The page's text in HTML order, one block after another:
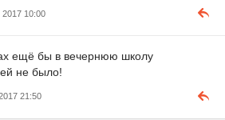
2017 10:00
ещё бы в вечернюю школу
не было!
21:50